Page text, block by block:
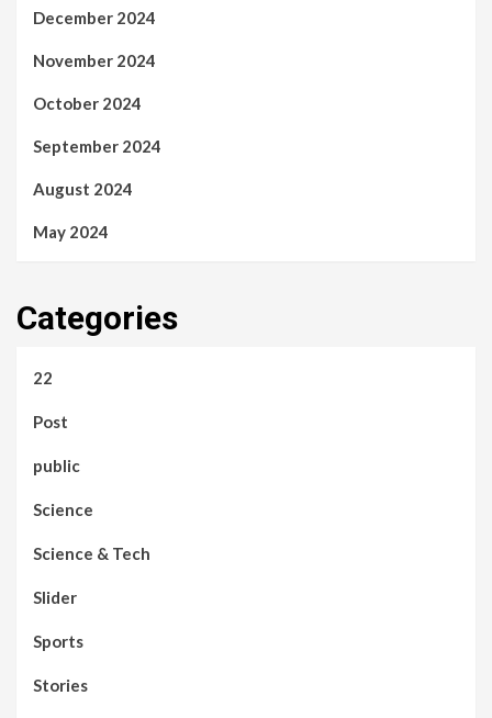
December 2024
November 2024
October 2024
September 2024
August 2024
May 2024
Categories
22
Post
public
Science
Science & Tech
Slider
Sports
Stories